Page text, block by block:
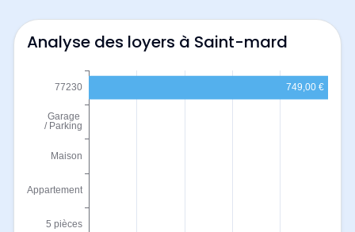
Analyse des loyers à Saint-mard